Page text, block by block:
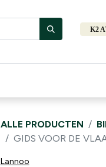
K2
ALLE PRODUCTEN
GIDS VOOR DE
Lannoo